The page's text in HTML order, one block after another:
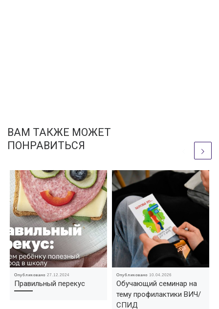
ВАМ ТАКЖЕ МОЖЕТ
ПОНРАВИТЬСЯ
Опубликовано27.12.2024
Правильный перекус
Опубликовано 10.04.2026
Обучающий семинар на
тему профилактики ВИЧ/
СПИД